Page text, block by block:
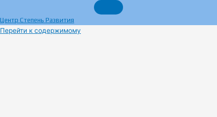
Центр Степень Развития
Перейти к содержимому